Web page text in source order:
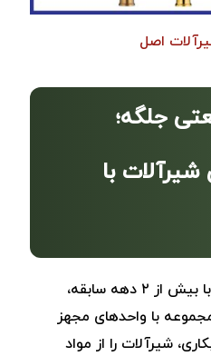
اصل
جلگه؛
شیرآلات با
با بیش از ۲ دهه سابقه،
با واحدهای مجهز
شیرآلات را از مواد